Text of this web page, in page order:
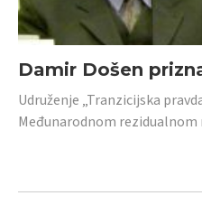
Damir Došen
Udruženje „Tranzicijska
Međunarodnom rezidualnom